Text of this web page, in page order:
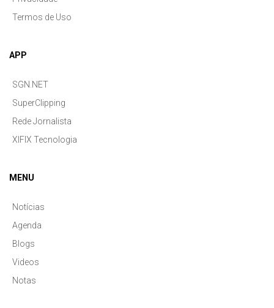
Termos de Uso
APP
SGN.NET
SuperClipping
Rede Jornalista
XIFIX Tecnologia
MENU
Notícias
Agenda
Blogs
Videos
Notas